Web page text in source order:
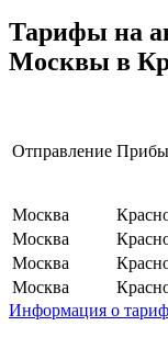
Тарифы на
Москвы в
Отправление
Москва
Москва
Москва
Москва
Информация о